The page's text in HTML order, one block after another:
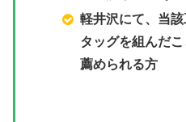
軽井沢にて、当
タッグを組んだこ
薦められる方